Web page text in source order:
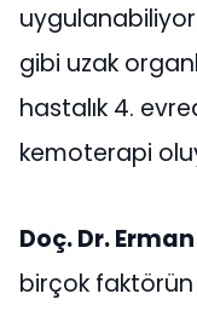
gibi uzak
hastalık 4.
kemoterapi
Doç. Dr.
birçok faktörün